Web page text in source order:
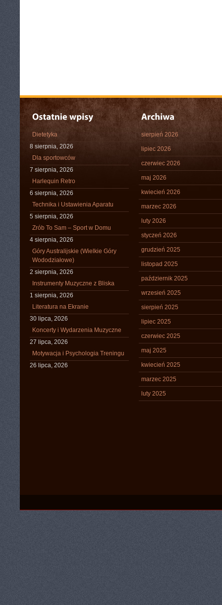
Dietetyka
8 sierpnia, 2026
Dla sportowców
7 sierpnia, 2026
Harlequin Retro
6 sierpnia, 2026
Technika i Ustawienia Aparatu
5 sierpnia, 2026
Zrób To Sam – Sport w Domu
4 sierpnia, 2026
Góry Australijskie (Wielkie Góry
Wododziałowe)
2 sierpnia, 2026
Instrumenty Muzyczne z Bliska
1 sierpnia, 2026
Literatura na Ekranie
30 lipca, 2026
Koncerty i Wydarzenia Muzyczne
27 lipca, 2026
Motywacja i Psychologia Treningu
26 lipca, 2026
sierpień 2026
lipiec 2026
czerwiec 2026
maj 2026
kwiecień 2026
marzec 2026
luty 2026
styczeń 2026
grudzień 2025
listopad 2025
październik 2025
wrzesień 2025
sierpień 2025
lipiec 2025
czerwiec 2025
maj 2025
kwiecień 2025
marzec 2025
luty 2025